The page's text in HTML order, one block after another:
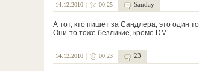
14.12.2010 00:25 Sanday
А тот, кто пишет за Сандлера, это один
Они-то тоже безликие, кроме DM.
14.12.2010 00:23 23